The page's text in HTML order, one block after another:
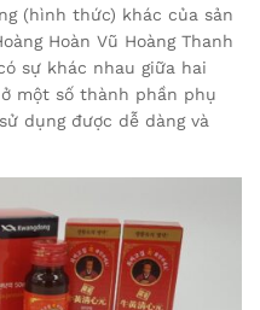
(hình thức) khác của sản
Hoàn Vũ Hoàng Thanh
sự khác nhau giữa hai
một số thành phần phụ
dụng được dễ dàng và